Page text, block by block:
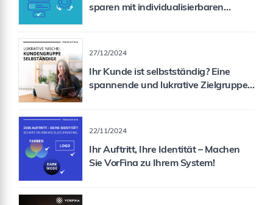
sparen mit individualisierbaren
27/12/2024
Ihr Kunde ist selbstständig? Eine
spannende und lukrative Zielgruppe
22/11/2024
Ihr Auftritt, Ihre Identität – Machen
Sie VorFina zu Ihrem System!